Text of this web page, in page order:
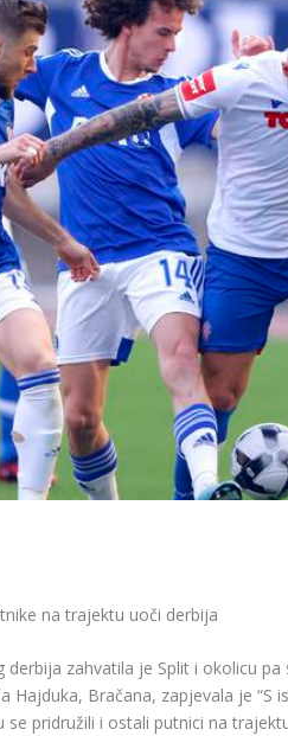
na trajektu uoči derbija
derbija zahvatila je Split i okolicu
Hajduka, Bračana, zapjevala je “S
pridružili i ostali putnici na